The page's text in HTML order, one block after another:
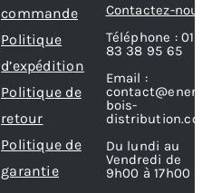
commande
Politique
d’expédition
Politique de
retour
Politique de
garantie
Contactez-
Téléphone : 01
83 38 95 65
Email :
bois-
Du lundi au
Vendredi de
9h00 à 17h00